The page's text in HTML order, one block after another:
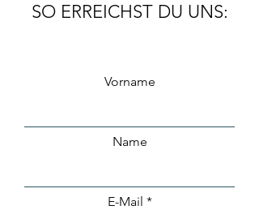
SO ERREICHST DU UNS:
Vorname
Name
E-Mail